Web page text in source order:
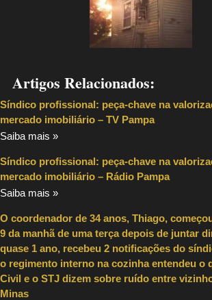
Artigos Relacionados:
Síndico profissional: peça-chave na
mercado imobiliário – TV Pampa
Saiba mais »
Síndico profissional: peça-chave na
mercado imobiliário – Rádio Pampa
Saiba mais »
O coordenador de 34 anos, Thiago,
9 da manhã de uma terça depois de juntar
quase 1 ano, recebeu 2 notificações do
o regimento interno na cozinha entendeu o
Civil e o STJ dizem sobre ruído entre
Minas